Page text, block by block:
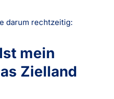
darum rechtzeitig:
mein
Zielland